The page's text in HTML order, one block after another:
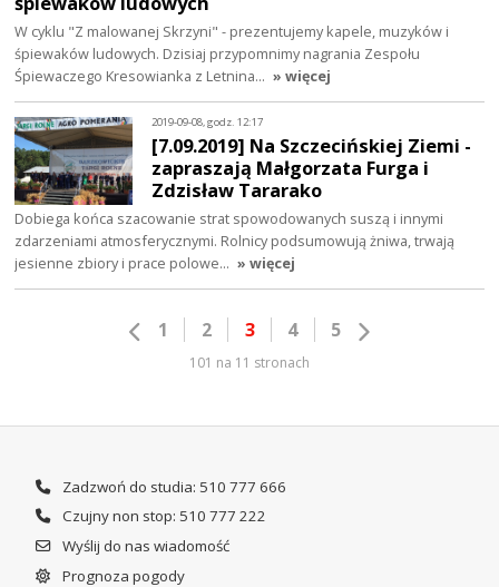
W cyklu "Z malowanej Skrzyni" - prezentujemy kapele, muzyków i
śpiewaków ludowych. Dzisiaj przypomnimy nagrania Zespołu
Śpiewaczego Kresowianka z Letnina… » więcej
2019-09-08, godz. 12:17
[7.09.2019] Na Szczecińskiej Ziemi -
zapraszają Małgorzata Furga i
Zdzisław Tararako
Dobiega końca szacowanie strat spowodowanych suszą i innymi
zdarzeniami atmosferycznymi. Rolnicy podsumowują żniwa, trwają
jesienne zbiory i prace polowe… » więcej
1 2 3 4 5
101 na 11 stronach
Zadzwoń do studia: 510 777 666
Czujny non stop: 510 777 222
Wyślij do nas wiadomość
Prognoza pogody